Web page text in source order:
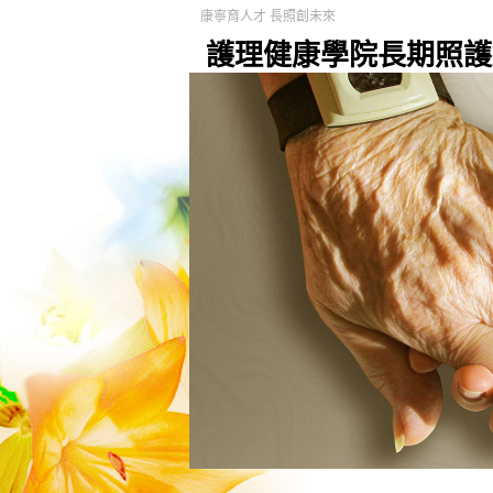
護理健康學院長期照
康寧育人才 長照創未來